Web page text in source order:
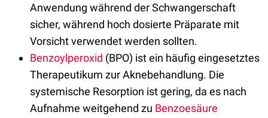
Anwendung während der Schwangerschaft
sicher, während hoch dosierte Präparate mit
Vorsicht verwendet werden sollten.
Benzoylperoxid (BPO) ist ein häufig eingesetztes
Therapeutikum zur Aknebehandlung. Die
systemische Resorption ist gering, da es nach
Aufnahme weitgehend zu Benzoesäure